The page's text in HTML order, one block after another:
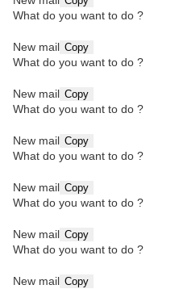
What do you want to do ?
New mail Copy
What do you want to do ?
New mail Copy
What do you want to do ?
New mail Copy
What do you want to do ?
New mail Copy
What do you want to do ?
New mail Copy
What do you want to do ?
New mail Copy